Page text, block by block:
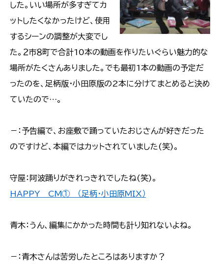
した。いい場所が多すぎてカ
ットしたくなかったけど、使用
するシーンの調整が大変でし
た。２市８町で合計10本の動画を作りたいぐらい魅力的な
場所がたくさんありました。でも最初1本の動画の予定だ
ったのを、足柄版・小田原版の2本に分けてまとめると決め
ていたので…。
－：予告編で、お座敷で踊っていたおじさんが好きだった
のですけど、本編ではカットされていました(笑)。
守屋：阿波踊りがきれっきれでしたね(笑)。
HAPPY CM① （足柄・小田原MIX）
青木：うん、編集にかかった時間も計り知れないよね。
－：青木さんは苦労したところはありますか？